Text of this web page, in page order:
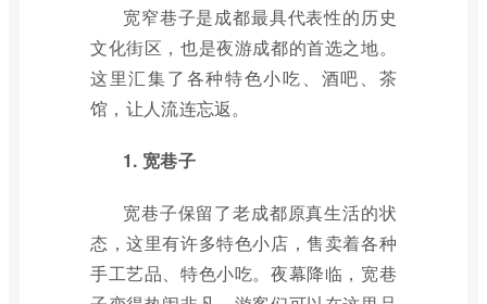
宽窄巷子是成都最具代表性的历史
文化街区，也是夜游成都的首选之地。
这里汇集了各种特色小吃、酒吧、茶
馆，让人流连忘返。
1. 宽巷子
宽巷子保留了老成都原真生活的状
态，这里有许多特色小店，售卖着各种
手工艺品、特色小吃。夜幕降临，宽巷